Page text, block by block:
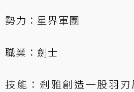
勢力：星界軍團
職業：劍士
技能：剎雅創造一股羽